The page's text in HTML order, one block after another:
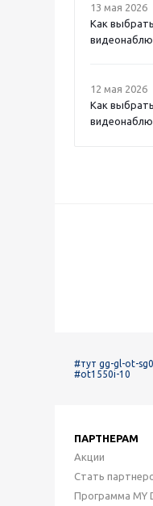
13 мая 2026
Как
12 мая 2026
Как
#тут gg-gl-ot-
#ot1550i-10
ПАРТНЕРАМ
Акции
Стать
Программа MY